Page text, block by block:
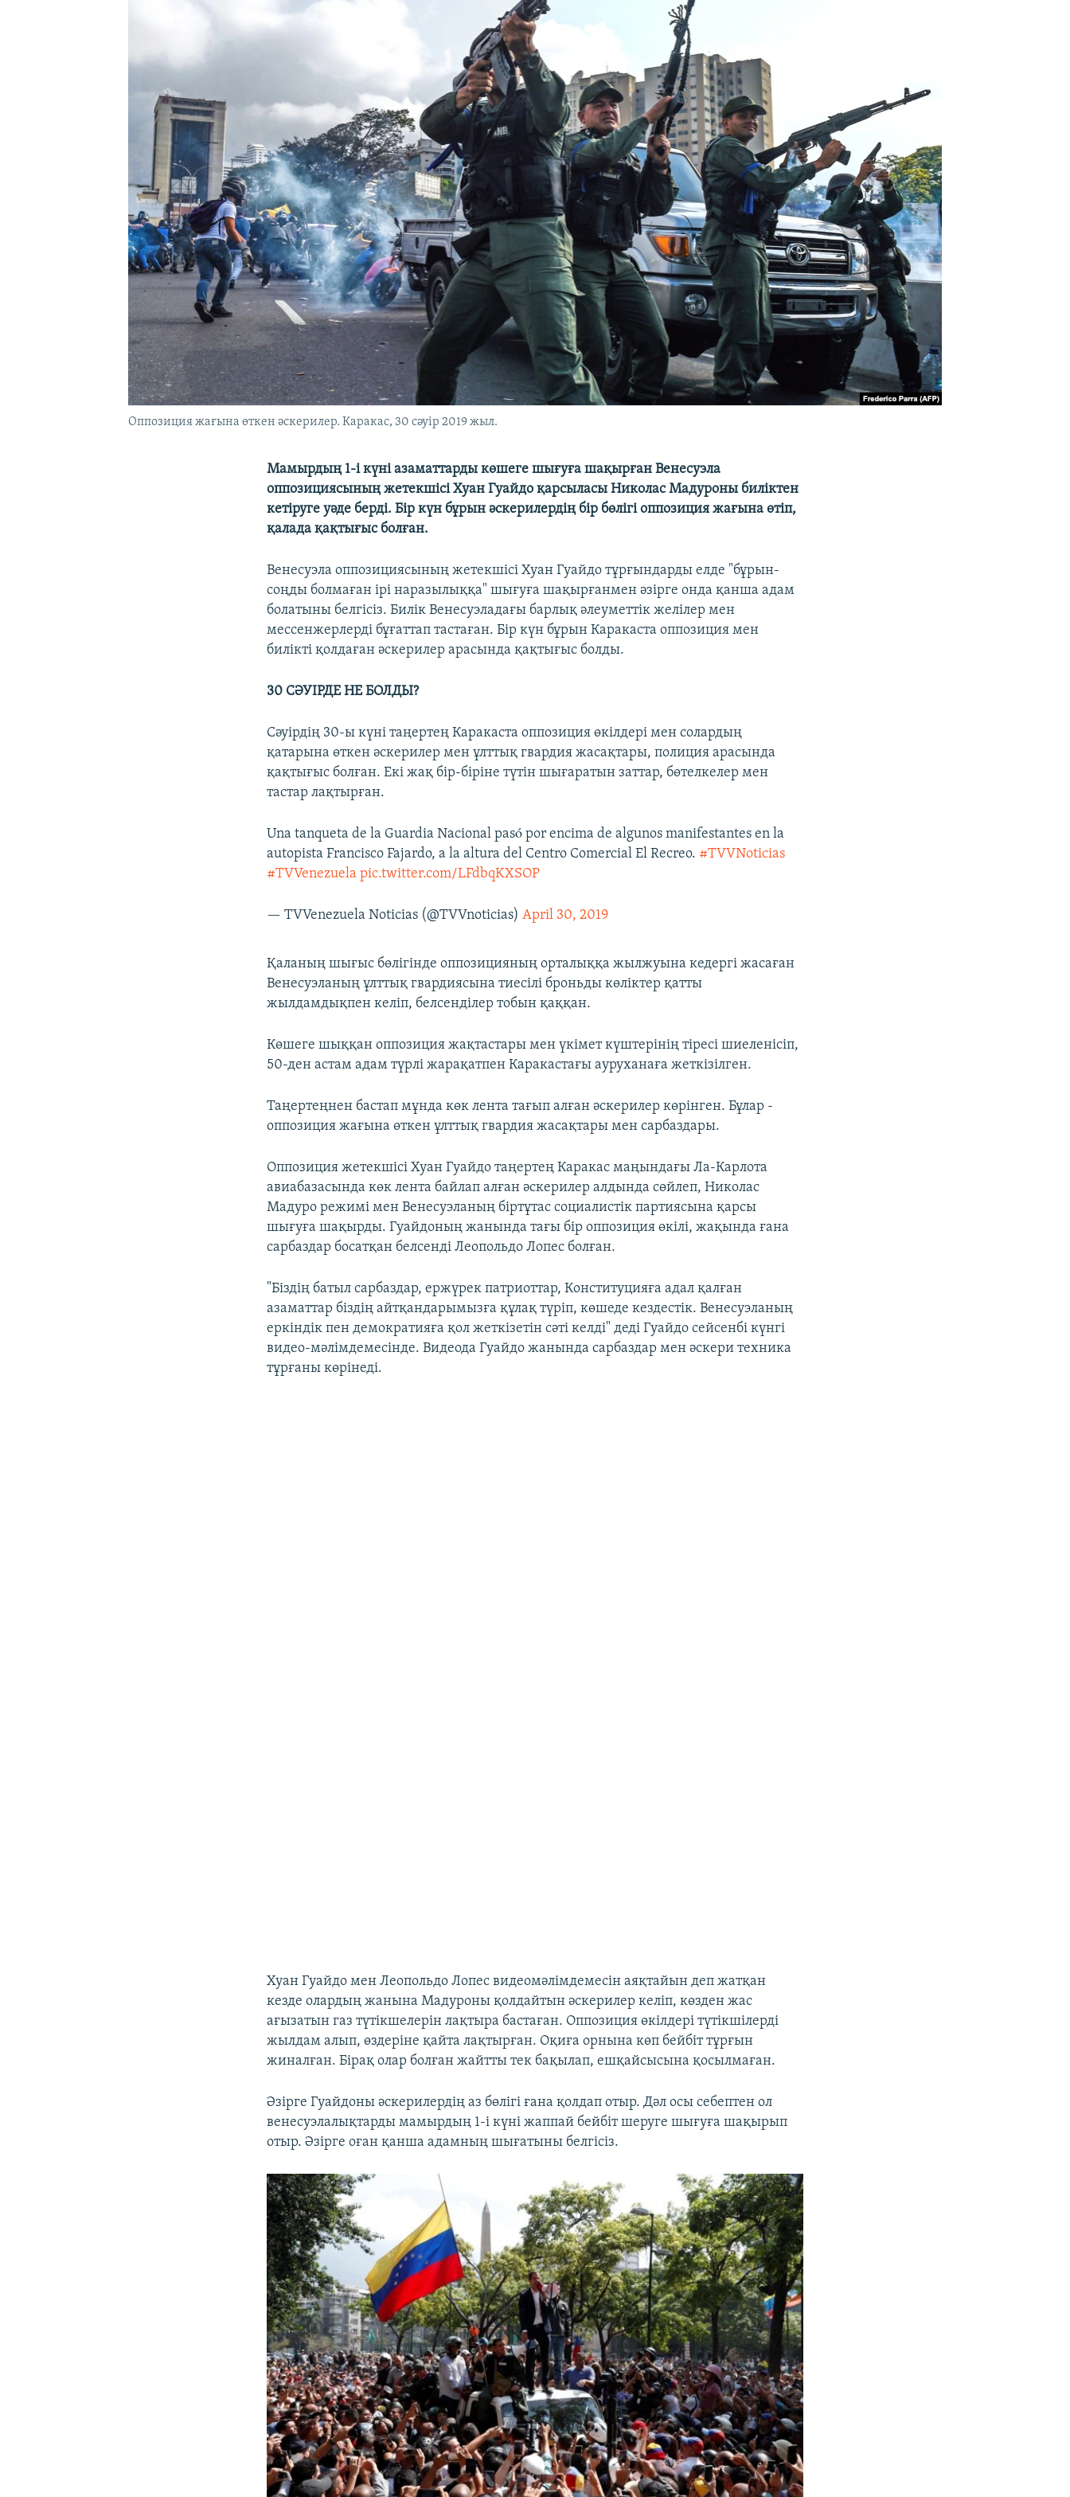
Оппозиция жағына өткен әскерилер. Каракас, 30 сәуір 2019 жыл.
Мамырдың 1-і күні азаматтарды көшеге шығуға шақырған Венесуэла
оппозициясының жетекшісі Хуан Гуайдо қарсыласы Николас Мадуроны биліктен
кетіруге уәде берді. Бір күн бұрын әскерилердің бір бөлігі оппозиция жағына өтіп,
қалада қақтығыс болған.
Венесуэла оппозициясының жетекшісі Хуан Гуайдо тұрғындарды елде "бұрын-
соңды болмаған ірі наразылыққа" шығуға шақырғанмен әзірге онда қанша адам
болатыны белгісіз. Билік Венесуэладағы барлық әлеуметтік желілер мен
мессенжерлерді бұғаттап тастаған. Бір күн бұрын Каракаста оппозиция мен
билікті қолдаған әскерилер арасында қақтығыс болды.
30 СӘУІРДЕ НЕ БОЛДЫ?
Сәуірдің 30-ы күні таңертең Каракаста оппозиция өкілдері мен солардың
қатарына өткен әскерилер мен ұлттық гвардия жасақтары, полиция арасында
қақтығыс болған. Екі жақ бір-біріне түтін шығаратын заттар, бөтелкелер мен
тастар лақтырған.
Una tanqueta de la Guardia Nacional pasó por encima de algunos manifestantes en la
autopista Francisco Fajardo, a la altura del Centro Comercial El Recreo. #TVVNoticias
#TVVenezuela pic.twitter.com/LFdbqKXSOP
— TVVenezuela Noticias (@TVVnoticias)April 30, 2019
Қаланың шығыс бөлігінде оппозицияның орталыққа жылжуына кедергі жасаған
Венесуэланың ұлттық гвардиясына тиесілі броньды көліктер қатты
жылдамдықпен келіп, белсенділер тобын қаққан.
Көшеге шыққан оппозиция жақтастары мен үкімет күштерінің тіресі шиеленісіп,
50-ден астам адам түрлі жарақатпен Каракастағы ауруханаға жеткізілген.
Таңертеңнен бастап мұнда көк лента тағып алған әскерилер көрінген. Бұлар -
оппозиция жағына өткен ұлттық гвардия жасақтары мен сарбаздары.
Оппозиция жетекшісі Хуан Гуайдо таңертең Каракас маңындағы Ла-Карлота
авиабазасында көк лента байлап алған әскерилер алдында сөйлеп, Николас
Мадуро режимі мен Венесуэланың біртұтас социалистік партиясына қарсы
шығуға шақырды. Гуайдоның жанында тағы бір оппозиция өкілі, жақында ғана
сарбаздар босатқан белсенді Леопольдо Лопес болған.
"Біздің батыл сарбаздар, ержүрек патриоттар, Конституцияға адал қалған
азаматтар біздің айтқандарымызға құлақ түріп, көшеде кездестік. Венесуэланың
еркіндік пен демократияға қол жеткізетін сәті келді" деді Гуайдо сейсенбі күнгі
видео-мәлімдемесінде. Видеода Гуайдо жанында сарбаздар мен әскери техника
тұрғаны көрінеді.
Хуан Гуайдо мен Леопольдо Лопес видеомәлімдемесін аяқтайын деп жатқан
кезде олардың жанына Мадуроны қолдайтын әскерилер келіп, көзден жас
ағызатын газ түтікшелерін лақтыра бастаған. Оппозиция өкілдері түтікшілерді
жылдам алып, өздеріне қайта лақтырған. Оқиға орнына көп бейбіт тұрғын
жиналған. Бірақ олар болған жайтты тек бақылап, ешқайсысына қосылмаған.
Әзірге Гуайдоны әскерилердің аз бөлігі ғана қолдап отыр. Дәл осы себептен ол
венесуэлалықтарды мамырдың 1-і күні жаппай бейбіт шеруге шығуға шақырып
отыр. Әзірге оған қанша адамның шығатыны белгісіз.